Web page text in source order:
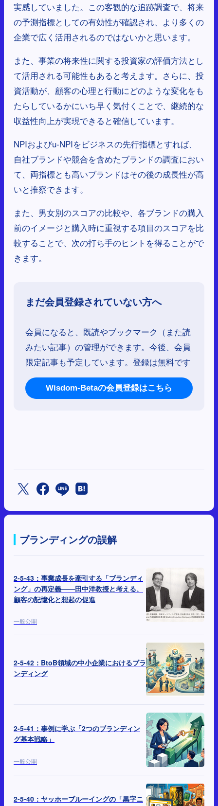
実感していました。この客観的な追跡調査で、将来
の予測指標としての有効性が確認され、より多くの
企業で広く活用されるのではないかと思います。
また、事業の将来性に関する投資家の評価方法とし
て活用される可能性もあると考えます。さらに、投
資活動が、顧客の心理と行動にどのような変化をも
たらしているかにいち早く気付くことで、継続的な
収益性向上が実現できると確信しています。
NPIおよびu-NPIをビジネスの先行指標とすれば、
自社ブランドや競合を含めたブランドの調査におい
て、両指標とも高いブランドはその後の成長性が高
いと推察できます。
また、男女別のスコアの比較や、各ブランドの購入
前のイメージと購入時に重視する項目のスコアを比
較することで、次の打ち手のヒントを得ることがで
きます。
まだ会員登録されていない方へ
会員になると、既読やブックマーク（また読
みたい記事）の管理ができます。今後、会員
限定記事も予定しています。登録は無料です
Wisdom-Betaの会員登録はこちら
ブランディングの誤解
2-5-43：事業成長を牽引する「ブランディ
ング」の再定義——田中洋教授と考える、
顧客の記憶化と想起の促進
一般公開
2-5-42：BtoB領域の中小企業におけるブラ
ンディング
2-5-41：事例に学ぶ「2つのブランディン
グ基本戦略」
一般公開
2-5-40：ヤッホーブルーイングの「黒字ニ